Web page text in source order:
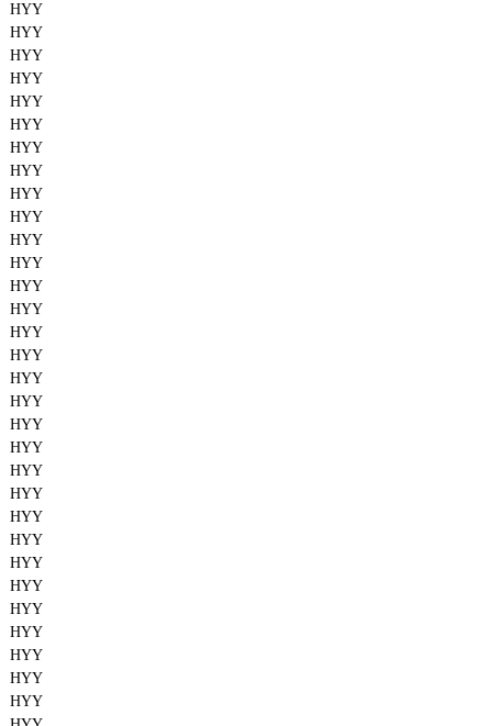
HYY
HYY
HYY
HYY
HYY
HYY
HYY
HYY
HYY
HYY
HYY
HYY
HYY
HYY
HYY
HYY
HYY
HYY
HYY
HYY
HYY
HYY
HYY
HYY
HYY
HYY
HYY
HYY
HYY
HYY
HYY